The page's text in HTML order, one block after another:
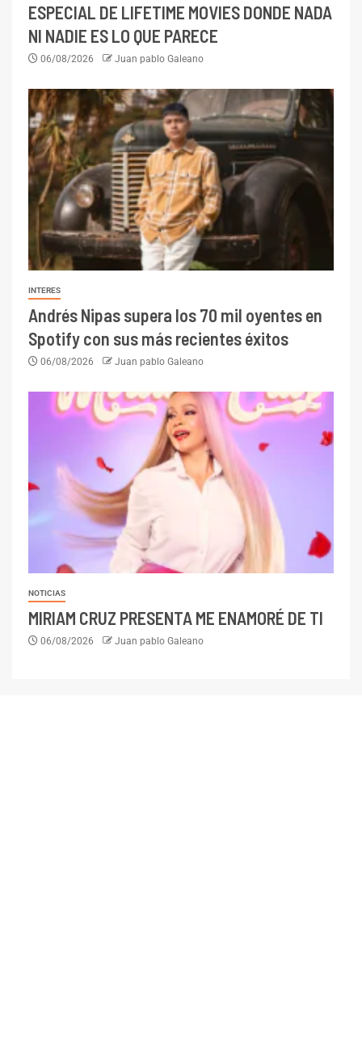
ESPECIAL DE LIFETIME MOVIES DONDE NADA
NI NADIE ES LO QUE PARECE
06/08/2026 Juan pablo Galeano
INTERES
Andrés Nipas supera los 70 mil oyentes en
Spotify con sus más recientes éxitos
06/08/2026 Juan pablo Galeano
NOTICIAS
MIRIAM CRUZ PRESENTA ME ENAMORÉ DE TI
06/08/2026 Juan pablo Galeano